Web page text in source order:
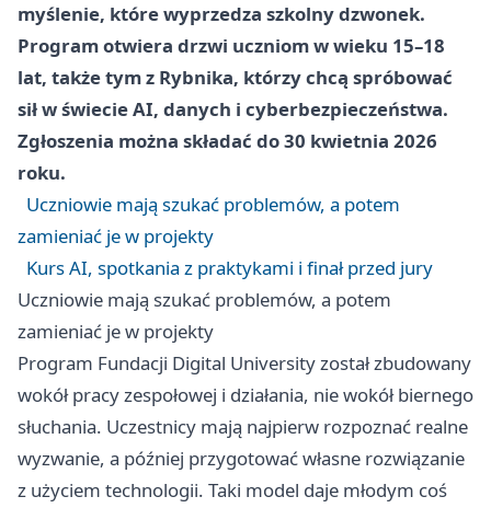
myślenie, które wyprzedza szkolny dzwonek.
Program otwiera drzwi uczniom w wieku 15–18
lat, także tym z Rybnika, którzy chcą spróbować
sił w świecie AI, danych i cyberbezpieczeństwa.
Zgłoszenia można składać do 30 kwietnia 2026
roku.
Uczniowie mają szukać problemów, a potem
zamieniać je w projekty
Kurs AI, spotkania z praktykami i finał przed jury
Uczniowie mają szukać problemów, a potem
zamieniać je w projekty
Program Fundacji Digital University został zbudowany
wokół pracy zespołowej i działania, nie wokół biernego
słuchania. Uczestnicy mają najpierw rozpoznać realne
wyzwanie, a później przygotować własne rozwiązanie
z użyciem technologii. Taki model daje młodym coś